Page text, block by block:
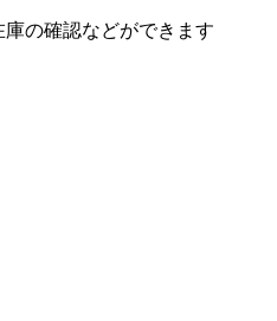
の確認などができます